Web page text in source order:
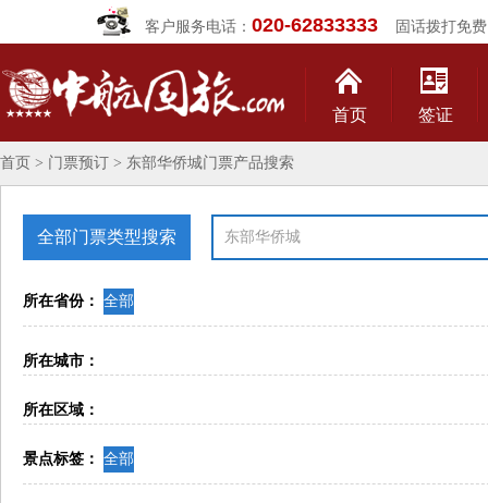
客户服务电话： 020-62833333固话拨打免费
首页 签证
首页 > 门票预订 > 东部华侨城门票产品搜索
全部门票类型搜索
所在省份： 全部
所在城市：
所在区域：
景点标签： 全部